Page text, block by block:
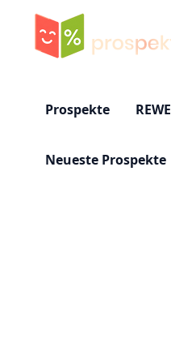
Prospekte REWE
Neueste Prospekte